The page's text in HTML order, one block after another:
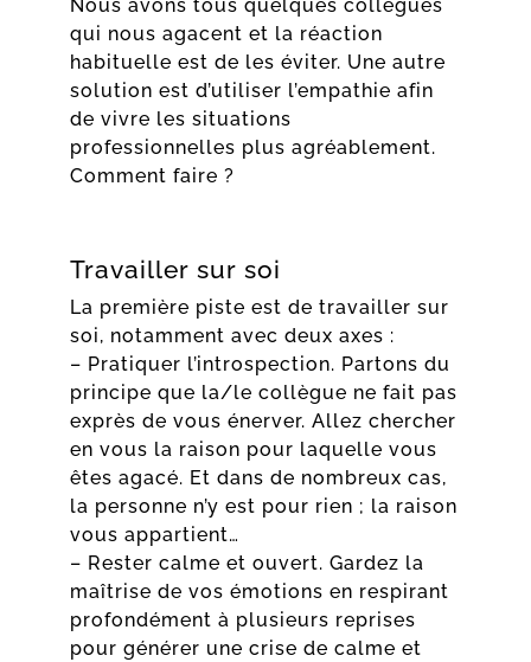
Nous avons tous quelques collègues
qui nous agacent et la réaction
habituelle est de les éviter. Une autre
solution est d’utiliser l’empathie afin
de vivre les situations
professionnelles plus agréablement.
Comment faire ?
Travailler sur soi
La première piste est de travailler sur
soi, notamment avec deux axes :
– Pratiquer l’introspection. Partons du
principe que la/le collègue ne fait pas
exprès de vous énerver. Allez chercher
en vous la raison pour laquelle vous
êtes agacé. Et dans de nombreux cas,
la personne n’y est pour rien ; la raison
vous appartient…
– Rester calme et ouvert. Gardez la
maîtrise de vos émotions en respirant
profondément à plusieurs reprises
pour générer une crise de calme et